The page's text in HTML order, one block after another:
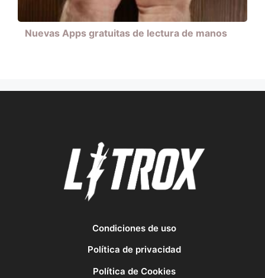
Nuevas Apps gratuitas de lectura de manos
Condiciones de uso
Política de privacidad
Política de Cookies